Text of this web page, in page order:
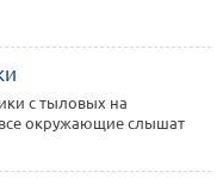
с тыловых на
окружающие слышат